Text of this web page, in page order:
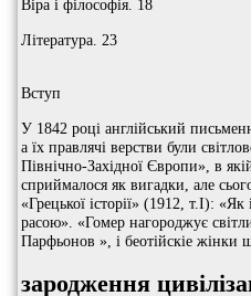
Віра і філософія. 18
Література. 23
Вступ
У 1842 році англійський
а їх правлячі верстви були
Північно-Західної Європи», в
сприймалося як вигадки, але
«Грецької історії» (1912, т.I):
расою». «Гомер нагороджує
Парфьонов », і беотійскіе жінки
зародження